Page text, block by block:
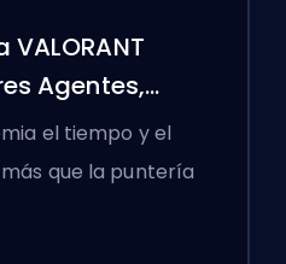
Agentes,
el tiempo y el
que la puntería